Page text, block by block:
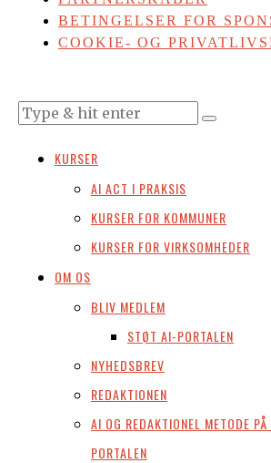
BETINGELSER FOR
COOKIE- OG
KURSER
AI ACT I PRAKSIS
KURSER FOR KOMMUNER
KURSER FOR VIRKSOMHEDER
OM OS
BLIV MEDLEM
STØT AI-PORTALEN
NYHEDSBREV
REDAKTIONEN
AI OG REDAKTIONEL METODE PÅ
PORTALEN